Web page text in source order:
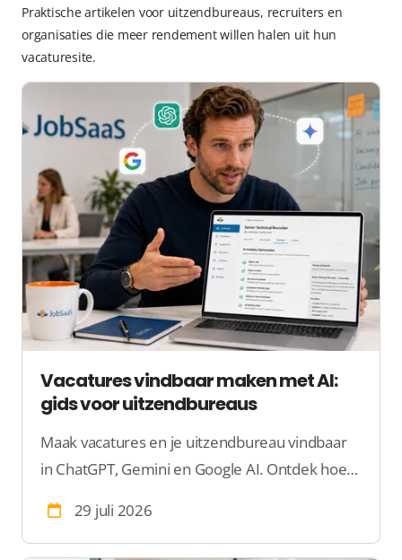
Praktische artikelen voor uitzendbureaus, recruiters en
organisaties die meer rendement willen halen uit hun
vacaturesite.
Vacatures vindbaar maken met AI:
gids voor uitzendbureaus
Maak vacatures en je uitzendbureau vindbaar
in ChatGPT, Gemini en Google AI. Ontdek hoe
29 juli 2026